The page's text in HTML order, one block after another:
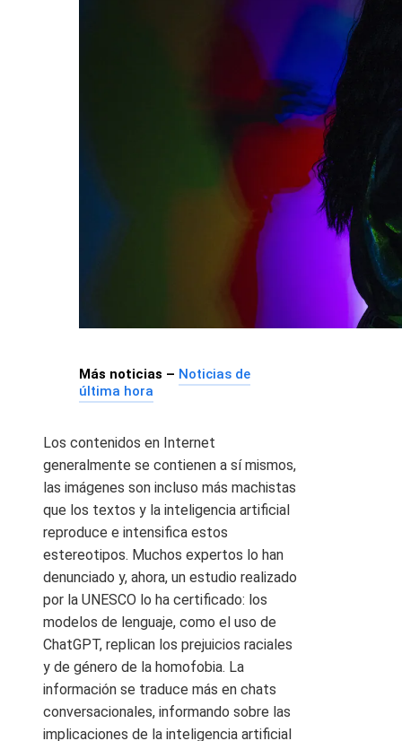
Más noticias – Noticias de
última hora
Los contenidos en Internet
generalmente se contienen a sí mismos,
las imágenes son incluso más machistas
que los textos y la inteligencia artificial
reproduce e intensifica estos
estereotipos. Muchos expertos lo han
denunciado y, ahora, un estudio realizado
por la UNESCO lo ha certificado: los
modelos de lenguaje, como el uso de
ChatGPT, replican los prejuicios raciales
y de género de la homofobia. La
información se traduce más en chats
conversacionales, informando sobre las
implicaciones de la inteligencia artificial